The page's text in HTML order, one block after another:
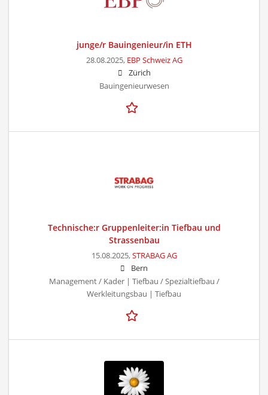
junge/r Bauingenieur/in ETH
28.08.2025, EBP Schweiz AG
Zürich
Bauingenieurwesen
Technische:r Gruppenleiter:in Tiefbau und
Strassenbau
15.08.2025,STRABAG AG
Bern
Management / Kader | Tiefbau / Spezialtiefbau /
Werkleitungsbau | Tiefbau